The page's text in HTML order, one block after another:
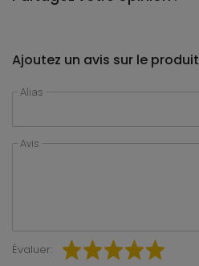
Ajoutez un avis sur le produit
Alias
Avis
Évaluer: